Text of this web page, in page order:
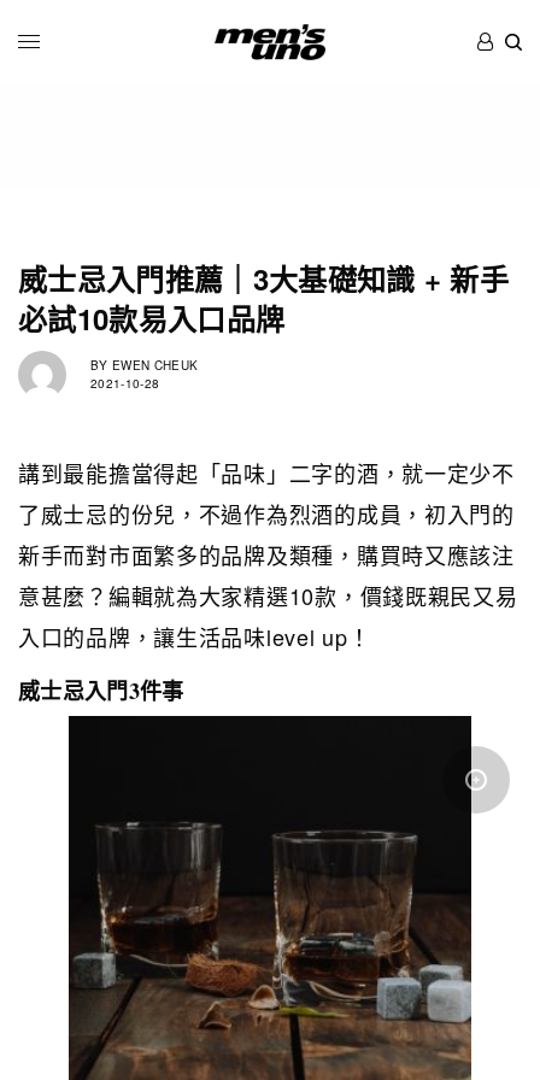
威士忌入門推薦｜3大基礎知識 + 新手
必試10款易入口品牌
BY EWEN CHEUK
2021-10-28
講到最能擔當得起「品味」二字的酒，就一定少不
了威士忌的份兒，不過作為烈酒的成員，初入門的
新手而對市面繁多的品牌及類種，購買時又應該注
意甚麼？編輯就為大家精選10款，價錢既親民又易
入口的品牌，讓生活品味level up ！
威士忌入門3件事